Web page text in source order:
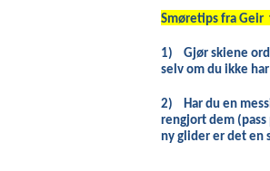
Smøretips fra Geir
1) Gjør skiene
selv om du ikke
2) Har du en
rengjort dem
ny glider er det en